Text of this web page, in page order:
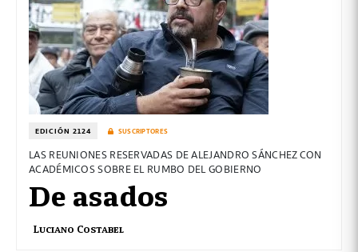
EDICIÓN 2124 SUSCRIPTORES
LAS REUNIONES RESERVADAS DE ALEJANDRO SÁNCHEZ CON
ACADÉMICOS SOBRE EL RUMBO DEL GOBIERNO
De asados
Luciano Costabel